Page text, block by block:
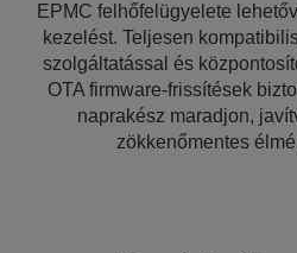
EPMC felhőfelügyelete
kezelést. Teljesen
szolgáltatással és
OTA firmware-frissítések
naprakész maradjon,
zökkenőmentes